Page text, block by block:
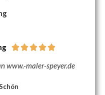

www.-maler-speyer.de